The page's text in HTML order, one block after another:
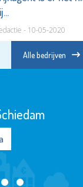
- 10-05-2020
Alle bedrijven